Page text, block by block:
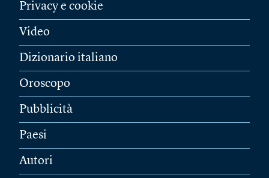
Privacy e cookie
Video
Dizionario italiano
Oroscopo
Pubblicità
Paesi
Autori